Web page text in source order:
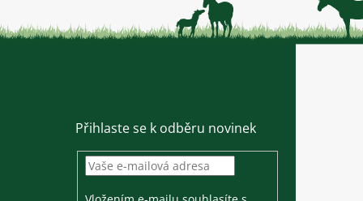
Přihlaste se k odběru novinek